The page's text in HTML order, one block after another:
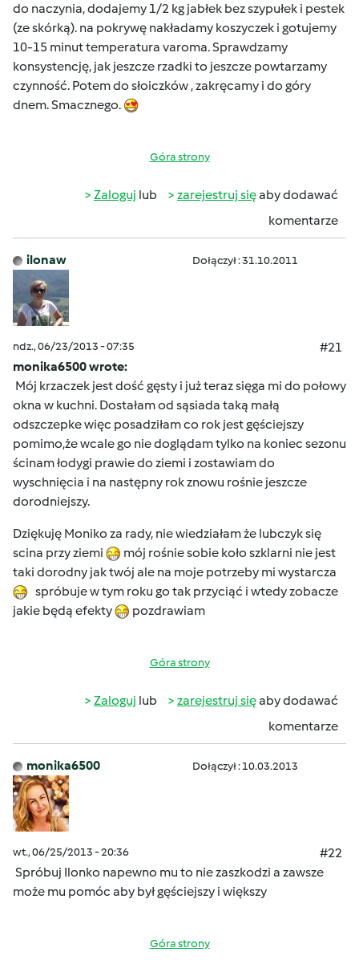
do naczynia, dodajemy 1/2 kg jabłek bez szypułek i pestek
(ze skórką). na pokrywę nakładamy koszyczek i gotujemy
10-15 minut temperatura varoma. Sprawdzamy
konsystencję, jak jeszcze rzadki to jeszcze powtarzamy
czynność. Potem do słoiczków , zakręcamy i do góry
dnem. Smacznego.
Góra strony
Zaloguj lub zarejestruj sięaby dodawać
komentarze
ilonaw Dołączył : 31.10.2011
ndz., 06/23/2013 - 07:35
#21
monika6500 wrote:
Mój krzaczek jest dość gęsty i już teraz sięga mi do połowy
okna w kuchni. Dostałam od sąsiada taką małą
odszczepke więc posadziłam co rok jest gęściejszy
pomimo,że wcale go nie doglądam tylko na koniec sezonu
ścinam łodygi prawie do ziemi i zostawiam do
wyschnięcia i na następny rok znowu rośnie jeszcze
dorodniejszy.
Dziękuję Moniko za rady, nie wiedziałam że lubczyk się
scina przy ziemi
mój rośnie sobie koło szklarni nie jest
taki dorodny jak twój ale na moje potrzeby mi wystarcza
spróbuje w tym roku go tak przyciąć i wtedy zobacze
jakie będą efekty
pozdrawiam
Góra strony
Zaloguj lub zarejestruj sięaby dodawać
komentarze
monika6500 Dołączył : 10.03.2013
wt., 06/25/2013 - 20:36
#22
Spróbuj Ilonko napewno mu to nie zaszkodzi a zawsze
może mu pomóc aby był gęściejszy i większy
Góra strony